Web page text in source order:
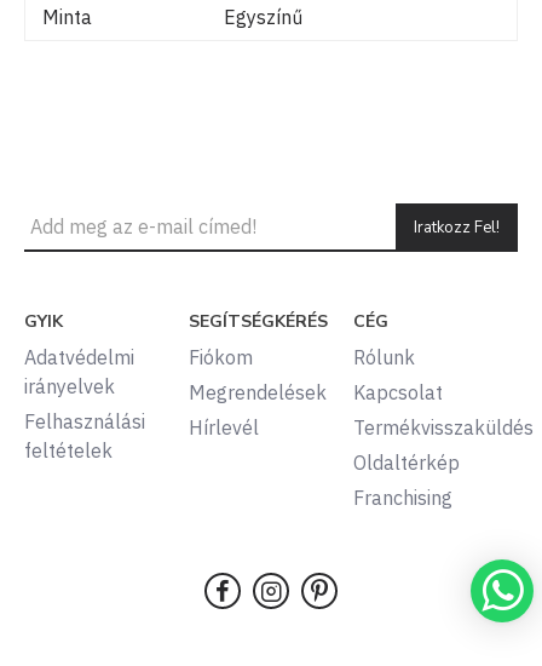
Minta
Egyszínű
Iratkozz Fel!
GYIK
Adatvédelmi
irányelvek
Felhasználási
feltételek
SEGÍTSÉGKÉRÉS
Fiókom
Megrendelések
Hírlevél
CÉG
Rólunk
Kapcsolat
Termékvisszaküldés
Oldaltérkép
Franchising